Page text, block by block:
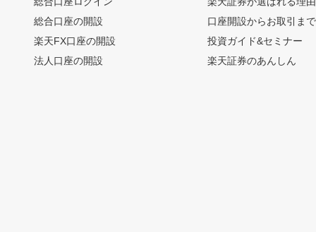
総合口座の開設
楽天FX口座の開設
法人口座の開設
口座開設からお取引ま
投資ガイド&セミナー
楽天証券のあんしん